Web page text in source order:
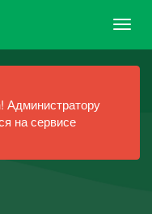
Администратору
на сервисе